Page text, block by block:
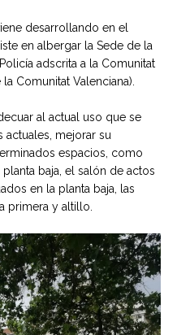
desarrollando en el
en albergar la Sede de la
adscrita a la Comunitat
Comunitat Valenciana).
al actual uso que se
actuales, mejorar su
espacios, como
baja, el salón de actos
en la planta baja, las
primera y altillo.